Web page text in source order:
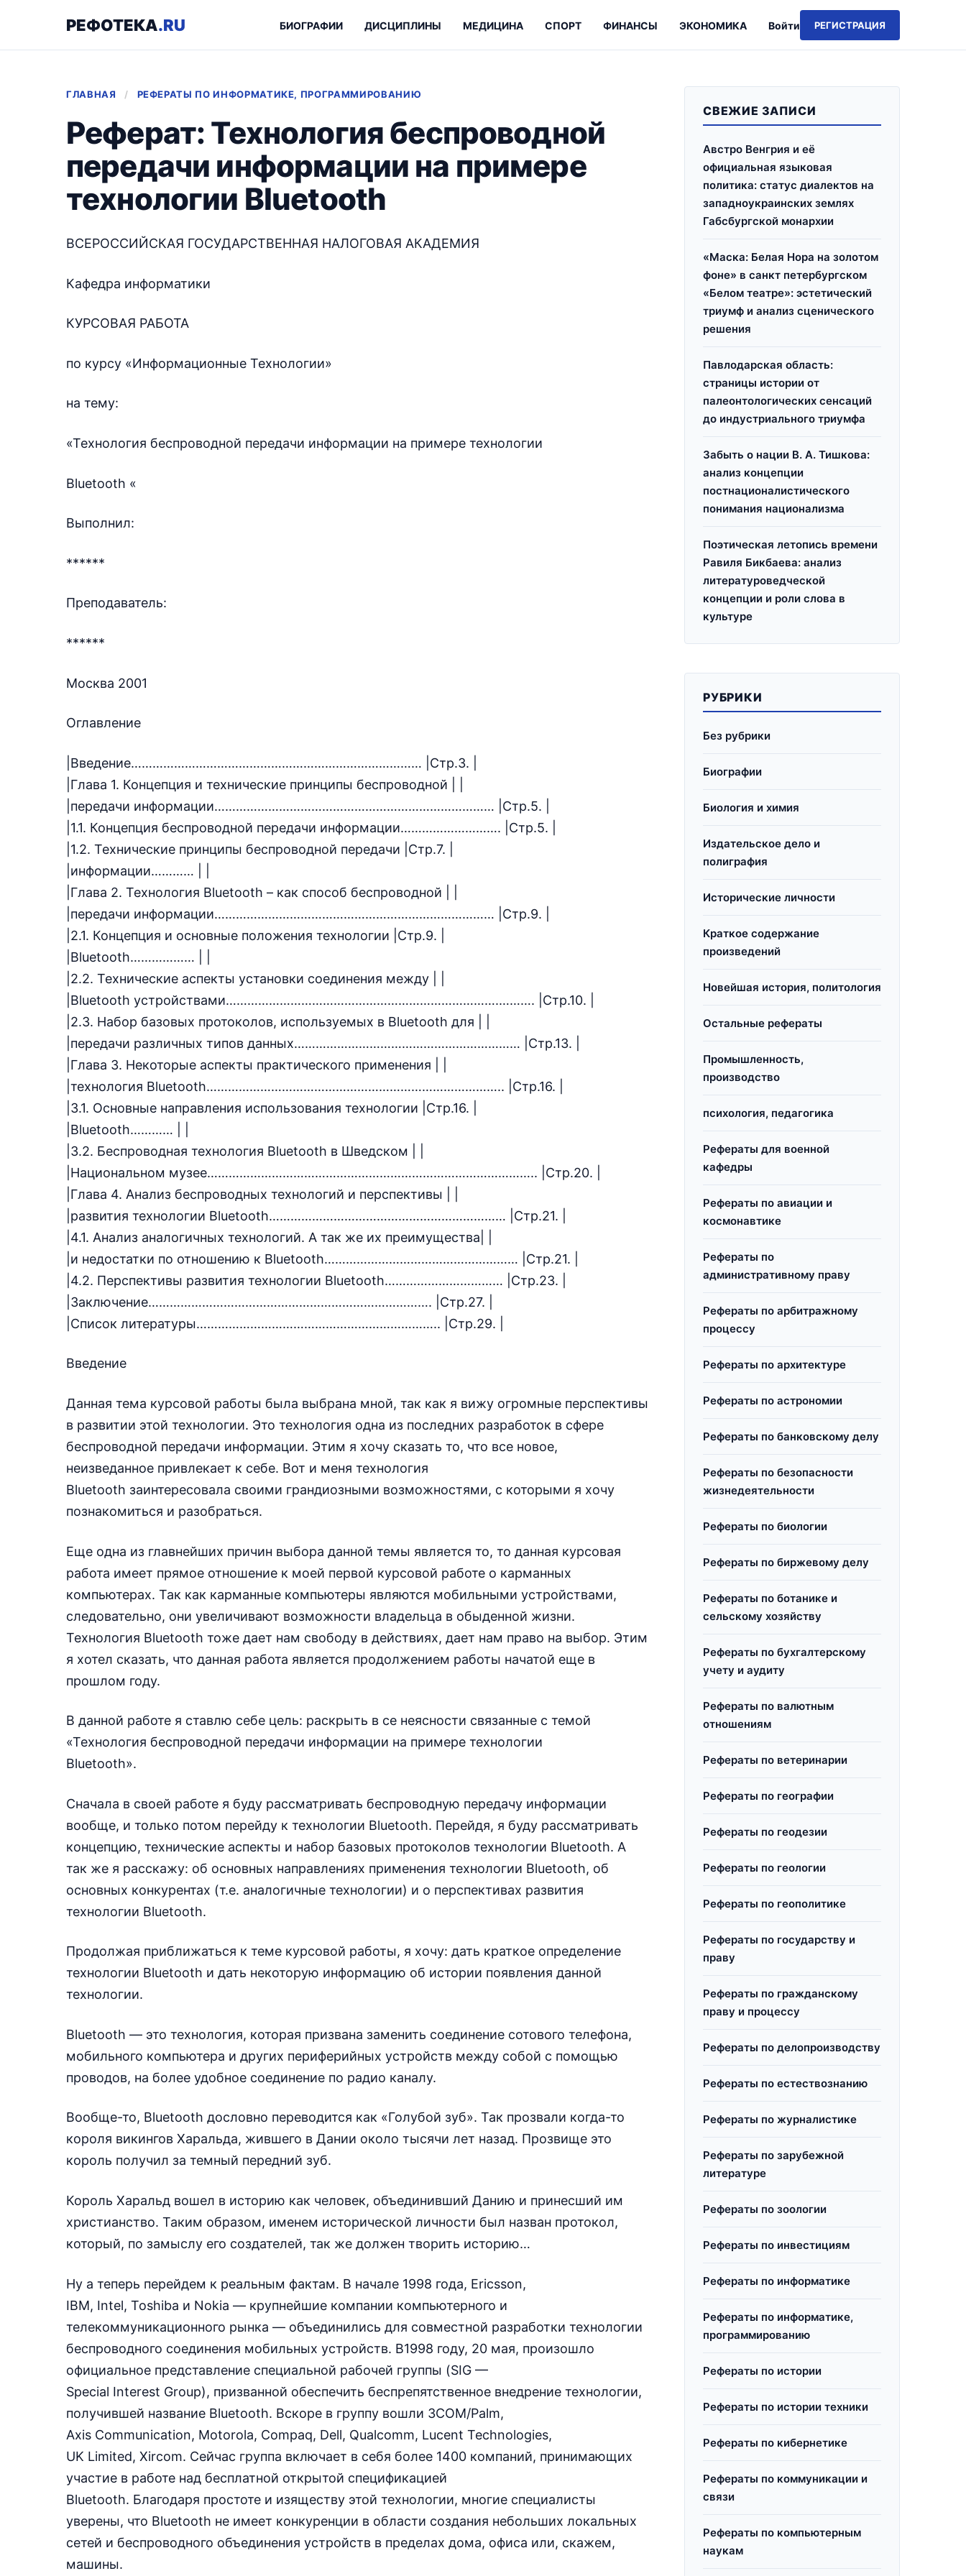
РЕФОТЕКА.RU Войти РЕГИСТРАЦИЯ
БИОГРАФИИ ДИСЦИПЛИНЫ МЕДИЦИНА СПОРТ ФИНАНСЫ ЭКОНОМИКА
ГЛАВНАЯ / РЕФЕРАТЫ ПО ИНФОРМАТИКЕ, ПРОГРАММИРОВАНИЮ
Реферат: Технология беспроводной
передачи информации на примере
технологии Bluetooth
ВСЕРОССИЙСКАЯ ГОСУДАРСТВЕННАЯ НАЛОГОВАЯ АКАДЕМИЯ
Кафедра информатики
КУРСОВАЯ РАБОТА
по курсу «Информационные Технологии»
на тему:
«Технология беспроводной передачи информации на примере технологии
Bluetooth «
Выполнил:
******
Преподаватель:
******
Москва 2001
Оглавление
|Введение……………………………………………………………………… |Стр.3. |
|Глава 1. Концепция и технические принципы беспроводной | |
|передачи информации…………………………………………………………………… |Стр.5. |
|1.1. Концепция беспроводной передачи информации………………………. |Стр.5. |
|1.2. Технические принципы беспроводной передачи |Стр.7. |
|информации………… | |
|Глава 2. Технология Bluetooth – как способ беспроводной | |
|передачи информации…………………………………………………………………… |Стр.9. |
|2.1. Концепция и основные положения технологии |Стр.9. |
|Bluetooth……………… | |
|2.2. Технические аспекты установки соединения между | |
|Bluetooth устройствами………………………………………………………………….………. |Стр.10. |
|2.3. Набор базовых протоколов, используемых в Bluetooth для | |
|передачи различных типов данных……………………………………………………… |Стр.13. |
|Глава 3. Некоторые аспекты практического применения | |
|технология Bluetooth……………………………………………………………………….. |Стр.16. |
|3.1. Основные направления использования технологии |Стр.16. |
|Bluetooth………… | |
|3.2. Беспроводная технология Bluetooth в Шведском | |
|Национальном музее……………………………………………………………………………….. |Стр.20. |
|Глава 4. Анализ беспроводных технологий и перспективы | |
|развития технологии Bluetooth………………………………………………………… |Стр.21. |
|4.1. Анализ аналогичных технологий. А так же их преимущества| |
|и недостатки по отношению к Bluetooth……………………………………………… |Стр.21. |
|4.2. Перспективы развития технологии Bluetooth…………………………… |Стр.23. |
|Заключение……………………………………………………………………. |Стр.27. |
|Список литературы………………………………………………………….. |Стр.29. |
Введение
Данная тема курсовой работы была выбрана мной, так как я вижу огромные перспективы
в развитии этой технологии. Это технология одна из последних разработок в сфере
беспроводной передачи информации. Этим я хочу сказать то, что все новое,
неизведанное привлекает к себе. Вот и меня технология
Bluetooth заинтересовала своими грандиозными возможностями, с которыми я хочу
познакомиться и разобраться.
Еще одна из главнейших причин выбора данной темы является то, то данная курсовая
работа имеет прямое отношение к моей первой курсовой работе о карманных
компьютерах. Так как карманные компьютеры являются мобильными устройствами,
следовательно, они увеличивают возможности владельца в обыденной жизни.
Технология Bluetooth тоже дает нам свободу в действиях, дает нам право на выбор. Этим
я хотел сказать, что данная работа является продолжением работы начатой еще в
прошлом году.
В данной работе я ставлю себе цель: раскрыть в се неясности связанные с темой
«Технология беспроводной передачи информации на примере технологии
Bluetooth».
Сначала в своей работе я буду рассматривать беспроводную передачу информации
вообще, и только потом перейду к технологии Bluetooth. Перейдя, я буду рассматривать
концепцию, технические аспекты и набор базовых протоколов технологии Bluetooth. А
так же я расскажу: об основных направлениях применения технологии Bluetooth, об
основных конкурентах (т.е. аналогичные технологии) и о перспективах развития
технологии Bluetooth.
Продолжая приближаться к теме курсовой работы, я хочу: дать краткое определение
технологии Bluetooth и дать некоторую информацию об истории появления данной
технологии.
Bluetooth — это технология, которая призвана заменить соединение сотового телефона,
мобильного компьютера и других периферийных устройств между собой с помощью
проводов, на более удобное соединение по радио каналу.
Вообще-то, Bluetooth дословно переводится как «Голубой зуб». Так прозвали когда-то
короля викингов Харальда, жившего в Дании около тысячи лет назад. Прозвище это
король получил за темный передний зуб.
Король Харальд вошел в историю как человек, объединивший Данию и принесший им
христианство. Таким образом, именем исторической личности был назван протокол,
который, по замыслу его создателей, так же должен творить историю…
Ну а теперь перейдем к реальным фактам. В начале 1998 года, Ericsson,
IBM, Intel, Toshiba и Nokia — крупнейшие компании компьютерного и
телекоммуникационного рынка — объединились для совместной разработки технологии
беспроводного соединения мобильных устройств. В1998 году, 20 мая, произошло
официальное представление специальной рабочей группы (SIG —
Special Interest Group), призванной обеспечить беспрепятственное внедрение технологии,
получившей название Bluetooth. Вскоре в группу вошли 3COM/Palm,
Axis Communication, Motorola, Compaq, Dell, Qualcomm, Lucent Technologies,
UK Limited, Xircom. Сейчас группа включает в себя более 1400 компаний, принимающих
участие в работе над бесплатной открытой спецификацией
Bluetooth. Благодаря простоте и изяществу этой технологии, многие специалисты
уверены, что Bluetooth не имеет конкуренции в области создания небольших локальных
сетей и беспроводного объединения устройств в пределах дома, офиса или, скажем,
машины.
СВЕЖИЕ ЗАПИСИ
Австро Венгрия и её
официальная языковая
политика: статус диалектов на
западноукраинских землях
Габсбургской монархии
«Маска: Белая Нора на золотом
фоне» в санкт петербургском
«Белом театре»: эстетический
триумф и анализ сценического
решения
Павлодарская область:
страницы истории от
палеонтологических сенсаций
до индустриального триумфа
Забыть о нации В. А. Тишкова:
анализ концепции
постнационалистического
понимания национализма
Поэтическая летопись времени
Равиля Бикбаева: анализ
литературоведческой
концепции и роли слова в
культуре
РУБРИКИ
Без рубрики
Биографии
Биология и химия
Издательское дело и
полиграфия
Исторические личности
Краткое содержание
произведений
Новейшая история, политология
Остальные рефераты
Промышленность,
производство
психология, педагогика
Рефераты для военной
кафедры
Рефераты по авиации и
космонавтике
Рефераты по
административному праву
Рефераты по арбитражному
процессу
Рефераты по архитектуре
Рефераты по астрономии
Рефераты по банковскому делу
Рефераты по безопасности
жизнедеятельности
Рефераты по биологии
Рефераты по биржевому делу
Рефераты по ботанике и
сельскому хозяйству
Рефераты по бухгалтерскому
учету и аудиту
Рефераты по валютным
отношениям
Рефераты по ветеринарии
Рефераты по географии
Рефераты по геодезии
Рефераты по геологии
Рефераты по геополитике
Рефераты по государству и
праву
Рефераты по гражданскому
праву и процессу
Рефераты по делопроизводству
Рефераты по естествознанию
Рефераты по журналистике
Рефераты по зарубежной
литературе
Рефераты по зоологии
Рефераты по инвестициям
Рефераты по информатике
Рефераты по информатике,
программированию
Рефераты по истории
Рефераты по истории техники
Рефераты по кибернетике
Рефераты по коммуникации и
связи
Рефераты по компьютерным
наукам